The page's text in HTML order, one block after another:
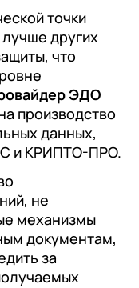
точки
других
что
ЭДО
производство
данных,
и КРИПТО-ПРО.
не
механизмы
документам,
за